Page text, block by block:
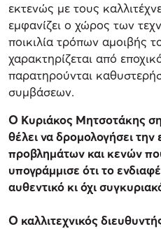
εκτενώς με τους
εμφανίζει ο χώρος των
ποικιλία τρόπων αμοιβής
χαρακτηρίζεται από
παρατηρούνται
συμβάσεων.
Ο Κυριάκος Μητσοτάκης
θέλει να δρομολογήσει
προβλημάτων και κενών
υπογράμμισε ότι το
αυθεντικό κι όχι
Ο καλλιτεχνικός